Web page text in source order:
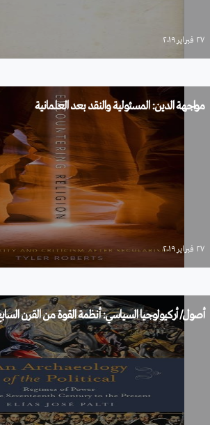
۲۷ فبراير ۲۰۱۹
۲۷ فبراير ۲۰۱۹
مواجهة الدين: المسئولية والنقد بعد العلمانية
أصول/ أركيولوجيا السياسي: أنظمة القوة من القرن